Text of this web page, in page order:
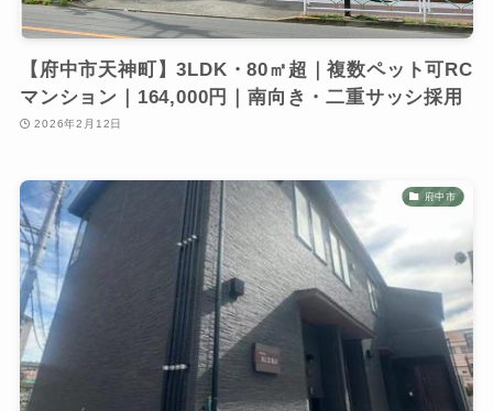
【府中市天神町】3LDK・80㎡超｜複数ペット可RC
マンション｜164,000円｜南向き・二重サッシ採用
2026年2月12日
府中市